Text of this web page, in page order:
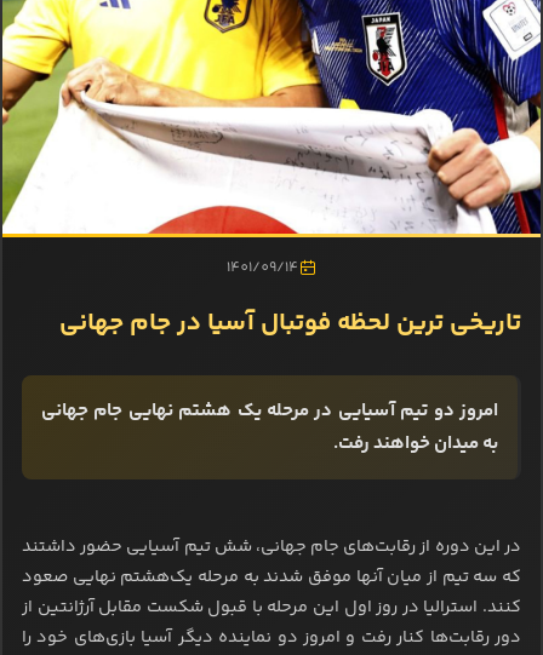
1401/09/14
تاریخی ترین لحظه فوتبال آسیا در جام جهانی
امروز دو تیم آسیایی در مرحله یک هشتم نهایی جام جهانی
به میدان خواهند رفت.
در این دوره از رقابت‌های جام جهانی، شش تیم آسیایی حضور داشتند
که سه تیم از میان آنها موفق شدند به مرحله یک‌هشتم نهایی صعود
کنند. استرالیا در روز اول این مرحله با قبول شکست مقابل آرژانتین از
دور رقابت‌ها کنار رفت و امروز دو نماینده دیگر آسیا بازی‌های خود را